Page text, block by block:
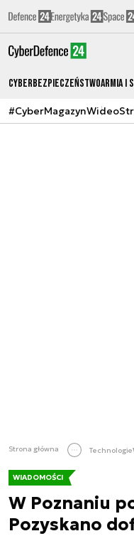
CyberbezpieczeństwoArmia i
#CyberMagazynWideo
Strona główna Technologie
WIADOMOŚCI
W Poznaniu
Pozyskano